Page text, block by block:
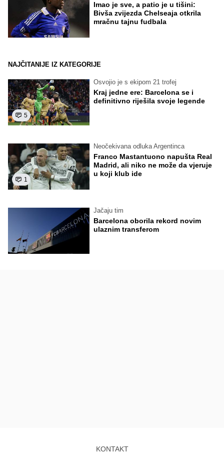
Imao je sve, a patio je u tišini:
Bivša zvijezda Chelseaja otkrila
mračnu tajnu fudbala
NAJČITANIJE IZ KATEGORIJE
5
Osvojio je s ekipom 21 trofej
Kraj jedne ere: Barcelona se i
definitivno riješila svoje legende
1
Neočekivana odluka Argentinca
Franco Mastantuono napušta Real
Madrid, ali niko ne može da vjeruje
u koji klub ide
Jačaju tim
Barcelona oborila rekord novim
ulaznim transferom
KONTAKT